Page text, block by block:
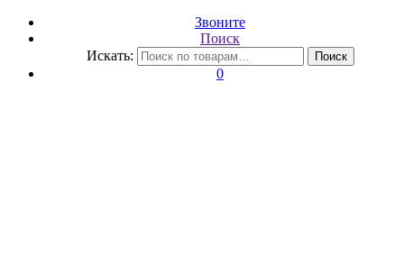
Звоните
Поиск
Искать:
Поиск
0